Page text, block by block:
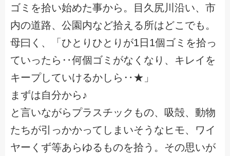
ゴミを拾い始めた事から。目久尻川沿い、市
内の道路、公園内など拾える所はどこでも。
母曰く、「ひとりひとりが1日1個ゴミを拾っ
ていったら‥何個ゴミがなくなり、キレイを
キープしていけるかしら‥★」
まずは自分から♪
と言いながらプラスチックもの、吸殻、動物
たちが引っかかってしまいそうなヒモ、ワイ
ヤーくず等あらゆるものを拾う。その思いが